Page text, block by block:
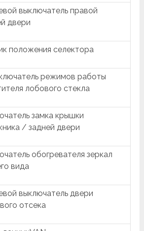
выключатель правой
двери
положения селектора
режимов работы
лобового стекла
замка крышки
/ задней двери
обогревателя зеркал
вида
выключатель двери
отсека